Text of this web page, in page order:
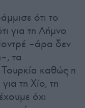
ότι το
για τη Λήμνο
–άρα δεν
τα
καθώς η
τη Χίο, τη
όχι